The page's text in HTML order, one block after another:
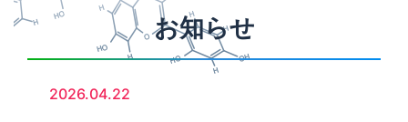
お知らせ
2026.04.22